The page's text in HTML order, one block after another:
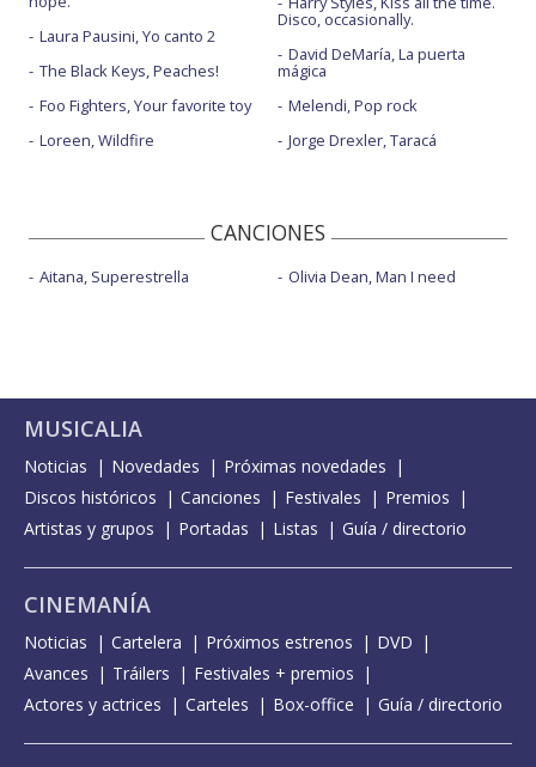
Laura Pausini, Yo canto 2
The Black Keys, Peaches!
Foo Fighters, Your favorite toy
Loreen, Wildfire
Disco, occasionally.
David DeMaría, La puerta
mágica
Melendi, Pop rock
Jorge Drexler, Taracá
CANCIONES
Aitana, Superestrella Olivia Dean, Man I need
MUSICALIA
Noticias Novedades
Próximas novedades
Discos históricos
Canciones Festivales
Premios
Artistas y grupos
Portadas Listas Guía / directorio
CINEMANÍA
Noticias Cartelera Próximos estrenos
DVD
Avances
Tráilers
Festivales + premios
Actores y actrices
Carteles Box-office Guía / directorio